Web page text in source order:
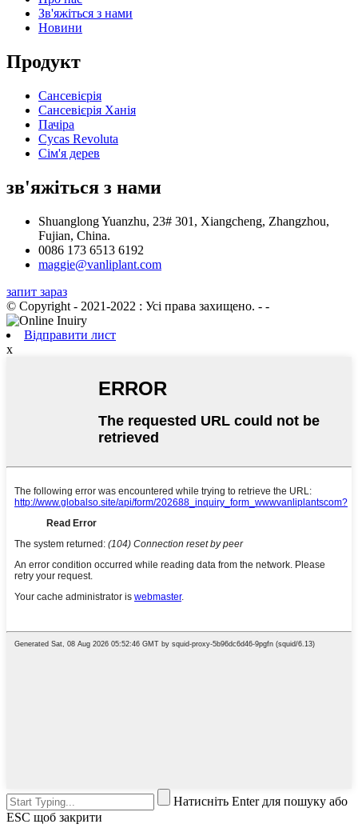
Зв'яжіться з нами
Новини
Продукт
Сансевієрія
Сансевієрія Ханія
Пачіра
Cycas Revoluta
Сім'я дерев
зв'яжіться з нами
Shuanglong Yuanzhu, 23# 301, Xiangcheng, Zhangzhou,
Fujian, China.
0086 173 6513 6192
maggie@vanliplant.com
запит зараз
© Copyright - 2021-2022 : Усі права захищено. - -
Відправити лист
x
Натисніть Enter для пошуку або
ESC щоб закрити